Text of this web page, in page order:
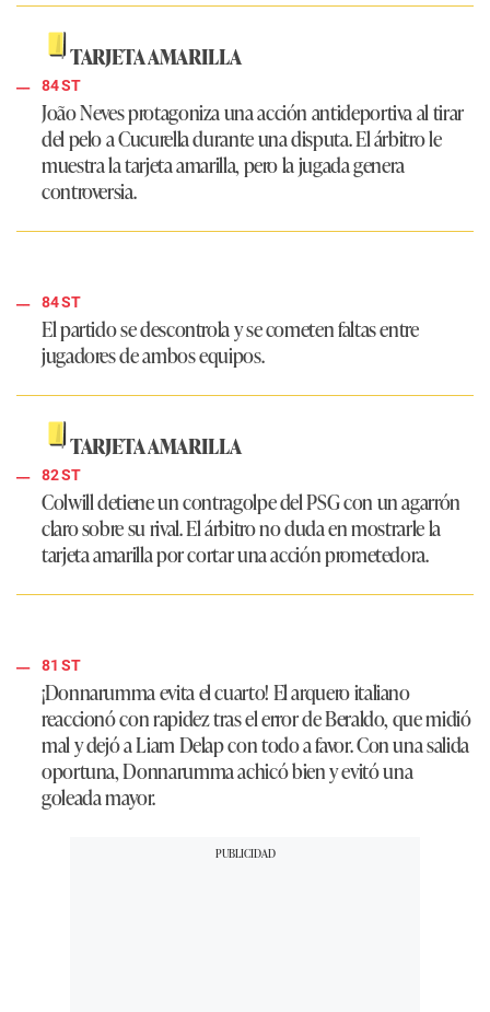
TARJETA AMARILLA
84 ST
João Neves protagoniza una acción antideportiva al tirar
del pelo a Cucurella durante una disputa. El árbitro le
muestra la tarjeta amarilla, pero la jugada genera
controversia.
84 ST
El partido se descontrola y se cometen faltas entre
jugadores de ambos equipos.
TARJETA AMARILLA
82 ST
Colwill detiene un contragolpe del PSG con un agarrón
claro sobre su rival. El árbitro no duda en mostrarle la
tarjeta amarilla por cortar una acción prometedora.
81 ST
¡Donnarumma evita el cuarto! El arquero italiano
reaccionó con rapidez tras el error de Beraldo, que midió
mal y dejó a Liam Delap con todo a favor. Con una salida
oportuna, Donnarumma achicó bien y evitó una
goleada mayor.